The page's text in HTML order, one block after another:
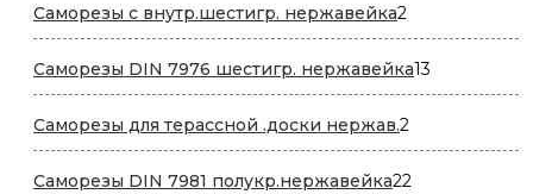
Саморезы с внутр.шестигр. нержавейка2
товара
Саморезы DIN 7976 шестигр. нержавейка13
товаров
Саморезы для терассной .доски нержав.2
товара
Саморезы DIN 7981 полукр.нержавейка22